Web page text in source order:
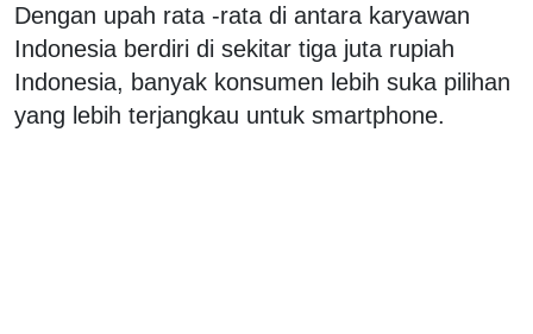
Dengan upah rata -rata di antara karyawan
Indonesia berdiri di sekitar tiga juta rupiah
Indonesia, banyak konsumen lebih suka pilihan
yang lebih terjangkau untuk smartphone.